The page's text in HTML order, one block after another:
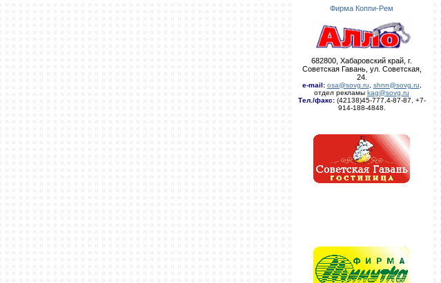
Фирма Коппи-Рем
682800, Хабаровский край, г.
Советская Гавань, ул. Советская,
24.
e-mail: osa@sovg.ru shnn@sovg.ru
отдел рекламы kag@sovg.ru
Тел./факс:(42138)45-777,4-87-87, +7-
914-188-4848.